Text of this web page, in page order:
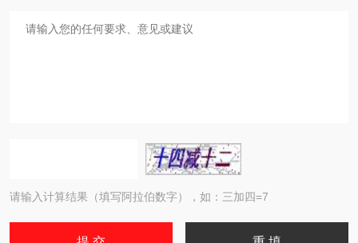
请输入计算结果（填写阿拉伯数字），如：三加四=7